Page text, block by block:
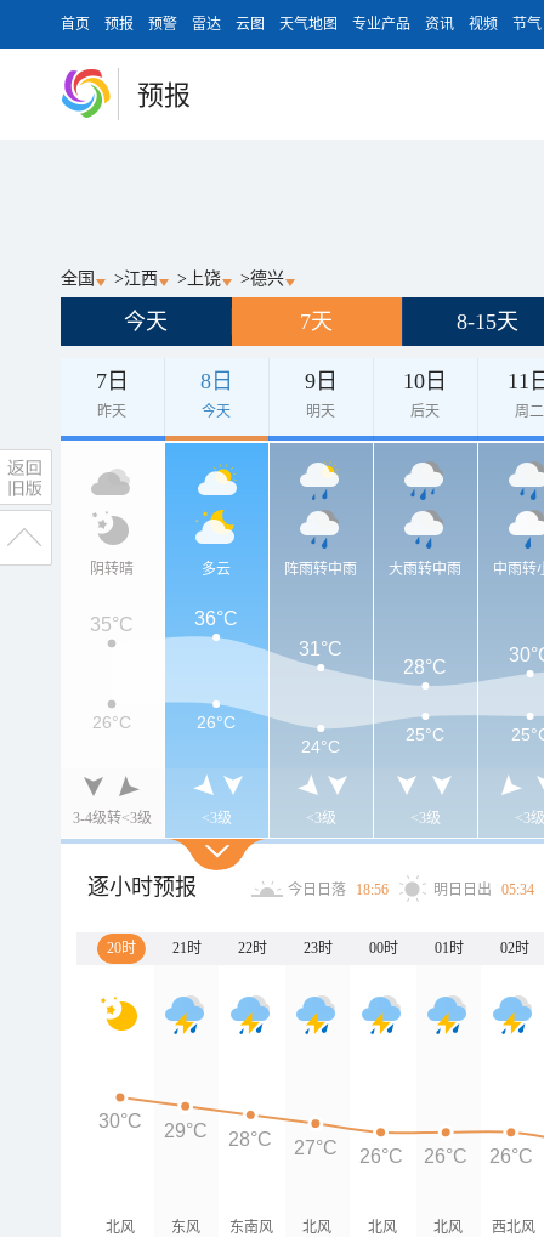
首页 预报 预警 雷达 云图 天气地图 专业产品 资讯 视频 节气
预报
全国 >江西 > 上饶 >德兴
今天 7天 8-15天
7日
昨天
8日
今天
9日
明天
10日
后天
11
周二
阴转晴
3-4级转<3级
多云
<3级
阵雨转中雨
<3级
大雨转中雨
<3级
中雨转
<3级
35°C
36°C
31°C
28°C
26°C
26°C
24°C
25°C
逐小时预报 今日日落 18:56 明日日出 05:34
20时 21时 22时 23时 00时 01时 02时
北风 东风 东南风 北风 北风 北风 西北风
30°C 29°C 28°C 27°C 26°C 26°C 26°C